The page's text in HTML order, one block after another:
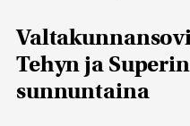
Tehyn ja
sunnuntaina